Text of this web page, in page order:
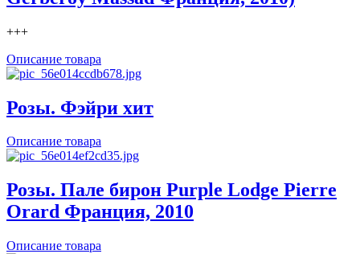
+++
Описание товара
Розы. Фэйри хит
Описание товара
Розы. Пале бирон Purple Lodge Pierre
Orard Франция, 2010
Описание товара